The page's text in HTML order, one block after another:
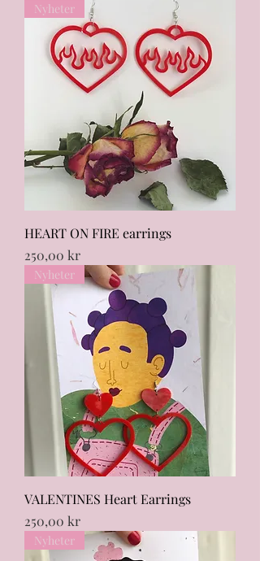
Nyheter
HEART ON FIRE earrings
Pris
250,00 kr
Nyheter
VALENTINES Heart Earrings
Pris
250,00 kr
Nyheter